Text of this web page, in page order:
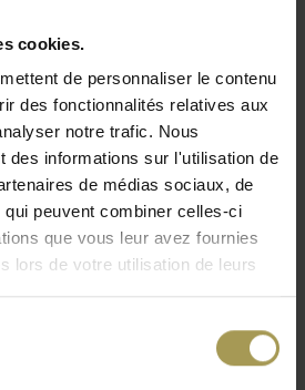
cookies.
de personnaliser le contenu
des fonctionnalités relatives aux
notre trafic. Nous
des informations sur l'utilisation de
de médias sociaux, de
peuvent combiner celles-ci
que vous leur avez fournies
lors de votre utilisation de leurs
ce tabouret et c'est précisément
par sa forme et ses propriétés
tronc en chêne, la chaise / siège
affiche les joints de dilatation
de séchage du chêne.
est donc unique.
en différentes versions!